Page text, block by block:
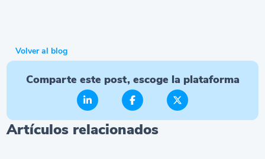
Volver al blog
Comparte este post, escoge la plataforma
Artículos relacionados